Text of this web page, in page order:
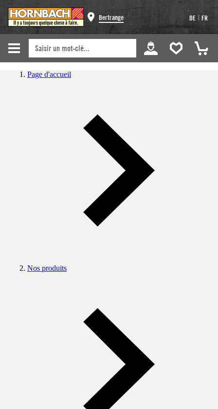
Bertrange DE | FR
Page d'accueil
Nos produits